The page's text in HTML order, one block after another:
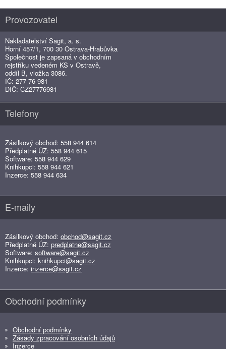
Provozovatel
Nakladatelství Sagit, a. s.
Horní 457/1, 700 30 Ostrava-Hrabůvka
Společnost je zapsaná v obchodním
rejstříku vedeném KS v Ostravě,
oddíl B, vložka 3086.
IČ: 277 76 981
DIČ: CZ27776981
Telefony
Zásilkový obchod: 558 944 614
Předplatné ÚZ: 558 944 615
Software: 558 944 629
Knihkupci: 558 944 621
Inzerce: 558 944 634
E-maily
Zásilkový obchod: obchod@sagit.cz
Předplatné ÚZ: predplatne@sagit.cz
Software: software@sagit.cz
Knihkupci: knihkupci@sagit.cz
Inzerce: inzerce@sagit.cz
Obchodní podmínky
Obchodní podmínky
Zásady zpracování osobních údajů
Inzerce